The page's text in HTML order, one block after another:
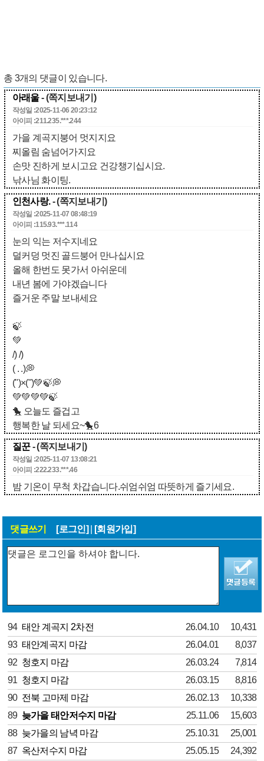
총 3개의 댓글이 있습니다.
아래울- (쪽지보내기)
작성일 :2025-11-06 20:23:12
아이피 :211.235.***.244
가을 계곡지붕어 멋지지요
찌올림 숨넘어가지요
손맛 진하게 보시고요 건강챙기십시요.
낚사님 화이팅.
인천사랑.- (쪽지보내기)
작성일 :2025-11-07 08:48:19
아이피 :115.93.***.114
눈의 익는 저수지네요
덜커덩 멋진 골드붕어 만나십시요
올해 한번도 못가서 아쉬운데
내년 봄에 가야겠습니다
즐거운 주말 보내세요
🍃
💚
/) /)
( . .)💭
(")×(")💚🍃💭
💚💚💚💚🍃
🐤 오늘도 즐겁고
행복한 날 되세요~🐤6
질꾼- (쪽지보내기)
작성일 :2025-11-07 13:08:21
아이피 :222.233.***.46
밤 기온이 무척 차갑습니다.쉬엄쉬엄 따뜻하게 즐기세요.
댓글쓰기 [로그인] [회원가입]
94 태안 계곡지 2차전 26.04.10
10,431
93 태안계곡지 마감 26.04.01
8,037
92 청호지 마감 26.03.24
7,814
91 청호지 마감 26.03.15
8,816
90 전북 고마제 마감 26.02.13
10,338
89 늦가을 태안저수지 마감 25.11.06
15,603
88 늦가을의 남녁 마감 25.10.31
25,001
87 옥산저수지 마감 25.05.15 24,392